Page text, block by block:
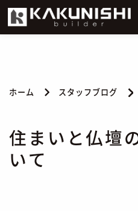
ホーム スタッフブログ
住まいと仏壇
いて